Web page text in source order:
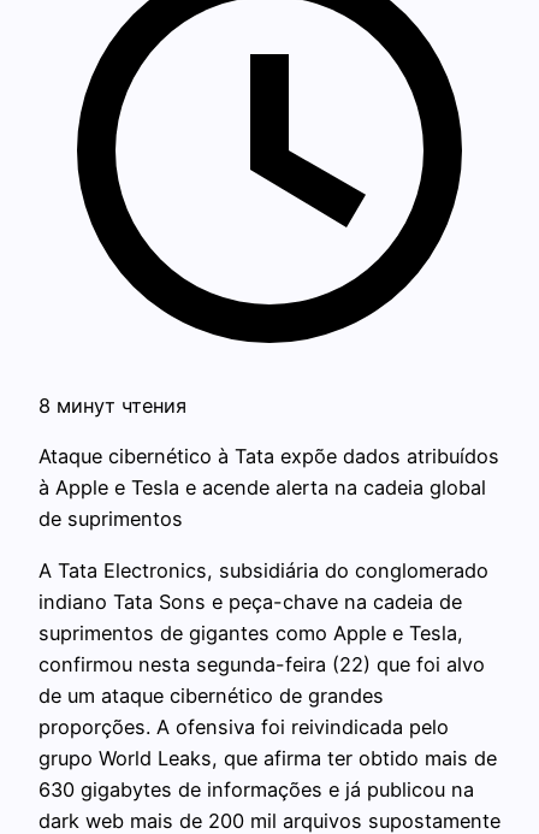
8 минут чтения
Ataque cibernético à Tata expõe dados atribuídos
à Apple e Tesla e acende alerta na cadeia global
de suprimentos
A Tata Electronics, subsidiária do conglomerado
indiano Tata Sons e peça-chave na cadeia de
suprimentos de gigantes como Apple e Tesla,
confirmou nesta segunda-feira (22) que foi alvo
de um ataque cibernético de grandes
proporções. A ofensiva foi reivindicada pelo
grupo World Leaks, que afirma ter obtido mais de
630 gigabytes de informações e já publicou na
dark web mais de 200 mil arquivos supostamente